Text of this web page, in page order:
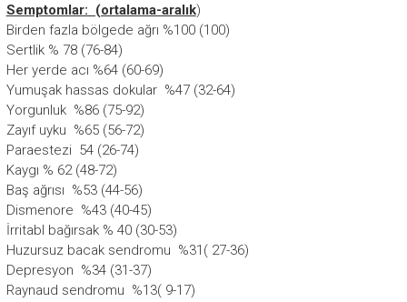
Semptomlar: (ortalama-aralık)
Birden fazla bölgede ağrı %100 (100)
Sertlik % 78 (76-84)
Her yerde acı %64 (60-69)
Yumuşak hassas dokular %47 (32-64)
Yorgunluk %86 (75-92)
Zayıf uyku %65 (56-72)
Paraestezi 54 (26-74)
Kaygı % 62 (48-72)
Baş ağrısı %53 (44-56)
Dismenore %43 (40-45)
İrritabl bağırsak % 40 (30-53)
Huzursuz bacak sendromu %31( 27-36)
Depresyon %34 (31-37)
Raynaud sendromu %13( 9-17)